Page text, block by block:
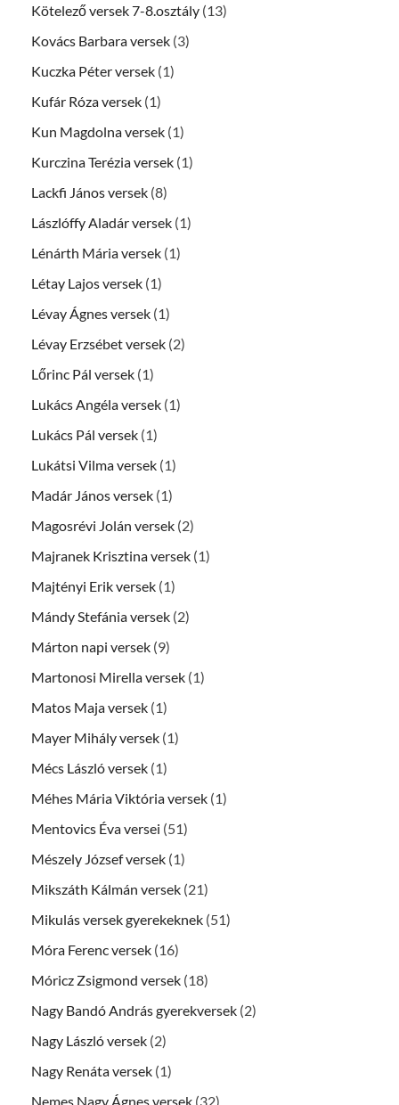
Kötelező versek 7-8.osztály (13)
Kovács Barbara versek (3)
Kuczka Péter versek (1)
Kufár Róza versek (1)
Kun Magdolna versek (1)
Kurczina Terézia versek (1)
Lackfi János versek (8)
Lászlóffy Aladár versek (1)
Lénárth Mária versek (1)
Létay Lajos versek (1)
Lévay Ágnes versek (1)
Lévay Erzsébet versek (2)
Lőrinc Pál versek (1)
Lukács Angéla versek (1)
Lukács Pál versek (1)
Lukátsi Vilma versek (1)
Madár János versek (1)
Magosrévi Jolán versek (2)
Majranek Krisztina versek (1)
Majtényi Erik versek (1)
Mándy Stefánia versek (2)
Márton napi versek (9)
Martonosi Mirella versek (1)
Matos Maja versek (1)
Mayer Mihály versek (1)
Mécs László versek (1)
Méhes Mária Viktória versek (1)
Mentovics Éva versei (51)
Mészely József versek (1)
Mikszáth Kálmán versek (21)
Mikulás versek gyerekeknek (51)
Móra Ferenc versek (16)
Móricz Zsigmond versek (18)
Nagy Bandó András gyerekversek (2)
Nagy László versek (2)
Nagy Renáta versek (1)
Nemes Nagy Ágnes versek (32)